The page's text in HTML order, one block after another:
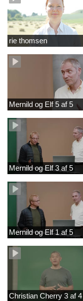
rie thomsen
Mernild og Elf 5 af 5
Mernild og Elf 3 af 5
Mernild og Elf 1 af 5
Christian Cherry 3 af 4